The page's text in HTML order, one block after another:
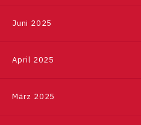
Juni 2025
April 2025
März 2025